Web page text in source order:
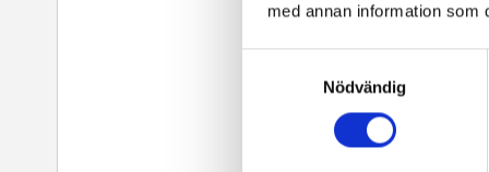
med annan information som
Nödvändig